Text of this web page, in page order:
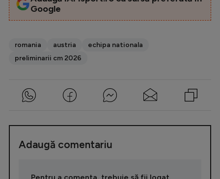
Google
romania austria
echipa nationala
preliminarii cm 2026
Adaugă comentariu
Pentru a comenta, trebuie să fii logat.